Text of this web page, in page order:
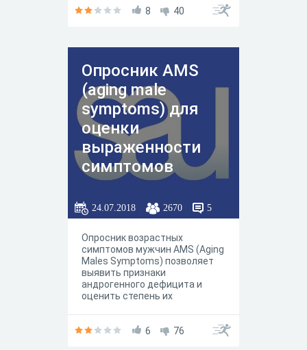
8 40
Опросник AMS
(aging male
symptoms) для
оценки
выраженности
симптомов
андрогенодефици
та (климакса) у
мужчин
24.07.2018 2670 5
Опросник возрастных
симптомов мужчин AMS (Aging
Males Symptoms) позволяет
выявить признаки
андрогенного дефицита и
оценить степень их
из диагностических
6 76